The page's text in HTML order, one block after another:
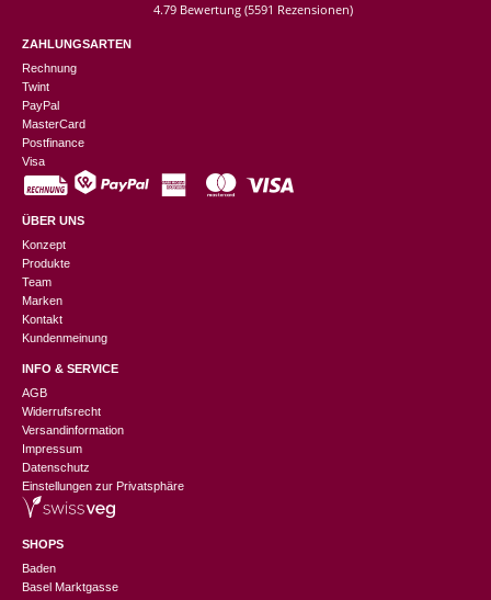
4.79 Bewertung (5591 Rezensionen)
ZAHLUNGSARTEN
Rechnung
Twint
PayPal
MasterCard
Postfinance
Visa
ÜBER UNS
Konzept
Produkte
Team
Marken
Kontakt
Kundenmeinung
INFO & SERVICE
AGB
Widerrufsrecht
Versandinformation
Impressum
Datenschutz
Einstellungen zur Privatsphäre
SHOPS
Baden
Basel Marktgasse